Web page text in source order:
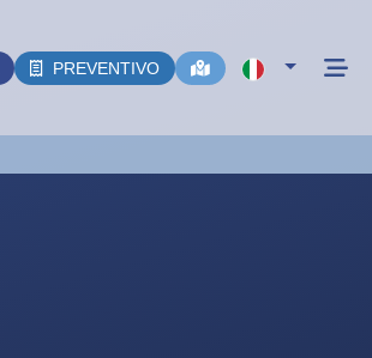
PREVENTIVO